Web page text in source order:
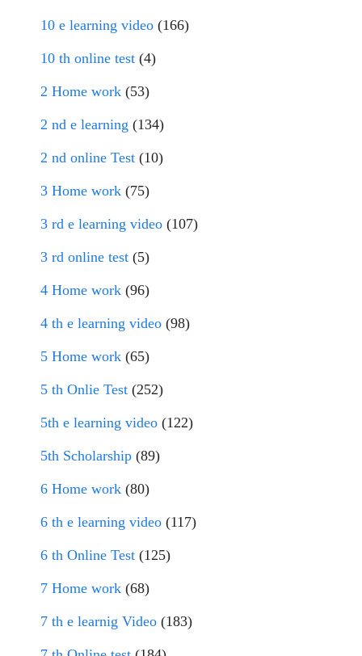
10 e learning video (166)
10 th online test (4)
2 Home work (53)
2 nd e learning (134)
2 nd online Test (10)
3 Home work (75)
3 rd e learning video (107)
3 rd online test (5)
4 Home work (96)
4 th e learning video (98)
5 Home work (65)
5 th Onlie Test (252)
5th e learning video (122)
5th Scholarship (89)
6 Home work (80)
6 th e learning video (117)
6 th Online Test (125)
7 Home work (68)
7 th e learnig Video (183)